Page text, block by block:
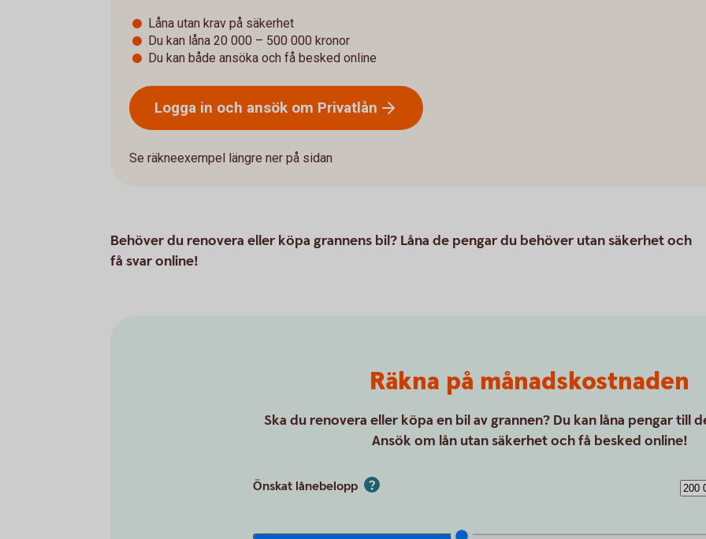
Låna utan krav på säkerhet
Du kan låna 20 000 – 500 000 kronor
Du kan både ansöka och få besked online
Logga in och ansök om Privatlån
Se räkneexempel längre ner på sidan
Behöver du renovera eller köpa grannens bil? Låna de pengar du behöver utan säkerhet och
få svar online!
Räkna på månadskostnaden
Ska du renovera eller köpa en bil av grannen? Du kan låna pengar till
Ansök om lån utan säkerhet och få besked online!
Önskat lånebelopp